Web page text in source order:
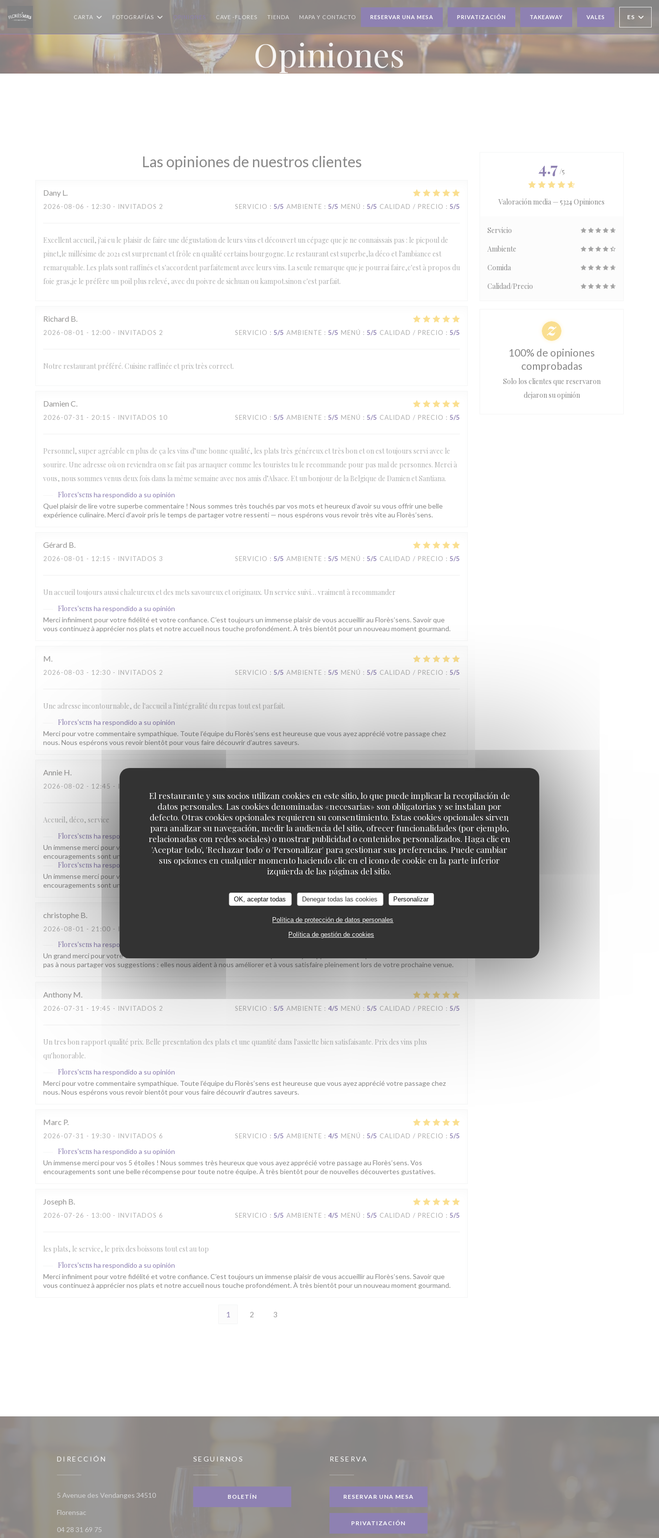
El restaurante y sus socios utilizan cookies en este sitio, lo que puede implicar la recopilación de
datos personales. Las cookies denominadas «necesarias» son obligatorias y se instalan por
defecto. Otras cookies opcionales requieren su consentimiento. Estas cookies opcionales sirven
para analizar su navegación, medir la audiencia del sitio, ofrecer funcionalidades (por ejemplo,
relacionadas con redes sociales) o mostrar publicidad o contenidos personalizados. Haga clic en
'Aceptar todo', 'Rechazar todo' o 'Personalizar' para gestionar sus preferencias. Puede cambiar
sus opciones en cualquier momento haciendo clic en el icono de cookie en la parte inferior
izquierda de las páginas del sitio.
OK, aceptar todas Denegar todas las cookies Personalizar
Política de protección de datos personales
Política de gestión de cookies
CARTA FOTOGRAFÍAS OPINIONES CAVE -FLORES ((ABRE EN UNA NUEVA VENTANA))
TIENDA ((ABRE EN UNA NUEVA VENTANA))
MAPA Y CONTACTO RESERVAR UNA MESA PRIVATIZACIÓN TAKEAWAY VALES ES
Opiniones
Las opiniones de nuestros clientes
Dany L
2026-08-06 - 12:30 - INVITADOS 2 SERVICIO : 5/5 AMBIENTE : 5/5 MENÚ : 5/5 CALIDAD / PRECIO : 5/5
Excellent accueil, j'ai eu le plaisir de faire une dégustation de leurs vins et découvert un cépage que je ne connaissais pas : le picpoul de
pinet,le millésime de 2021 est surprenant et frôle en qualité certains bourgogne. Le restaurant est superbe,la déco et l'ambiance est
remarquable. Les plats sont raffinés et s'accordent parfaitement avec leurs vins. La seule remarque que je pourrai faire,c'est à propos du
foie gras,je le préfère un poil plus relevé, avec du poivre de sichuan ou kampot.sinon c'est parfait.
Richard B
2026-08-01 - 12:00 - INVITADOS 2 SERVICIO : 5/5 AMBIENTE : 5/5 MENÚ : 5/5 CALIDAD / PRECIO : 5/5
Notre restaurant préféré. Cuisine raffinée et prix très correct.
Damien C
2026-07-31 - 20:15 - INVITADOS 10 SERVICIO : 5/5 AMBIENTE : 5/5 MENÚ : 5/5 CALIDAD / PRECIO : 5/5
Personnel, super agréable en plus de ça les vins d’une bonne qualité, les plats très généreux et très bon et on est toujours servi avec le
sourire. Une adresse où on reviendra on se fait pas arnaquer comme les touristes tu le recommande pour pas mal de personnes. Merci à
vous, nous sommes venus deux fois dans la même semaine avec nos amis d’Alsace. Et un bonjour de la Belgique de Damien et Santiana.
Flores'sens ha respondido a su opinión
Quel plaisir de lire votre superbe commentaire ! Nous sommes très touchés par vos mots et heureux d’avoir su vous offrir une belle
expérience culinaire. Merci d’avoir pris le temps de partager votre ressenti — nous espérons vous revoir très vite au Florès’sens.
Gérard B
2026-08-01 - 12:15 - INVITADOS 3 SERVICIO : 5/5 AMBIENTE : 5/5 MENÚ : 5/5 CALIDAD / PRECIO : 5/5
Un accueil toujours aussi chaleureux et des mets savoureux et originaux. Un service suivi… vraiment à recommander
Flores'sens ha respondido a su opinión
Merci infiniment pour votre fidélité et votre confiance. C’est toujours un immense plaisir de vous accueillir au Florès’sens. Savoir que
vous continuez à apprécier nos plats et notre accueil nous touche profondément. À très bientôt pour un nouveau moment gourmand.
M
2026-08-03 - 12:30 - INVITADOS 2 SERVICIO : 5/5 AMBIENTE : 5/5 MENÚ : 5/5 CALIDAD / PRECIO : 5/5
Une adresse incontournable, de l'accueil a l'intégralité du repas tout est parfait.
Flores'sens ha respondido a su opinión
Merci pour votre commentaire sympathique. Toute l’équipe du Florès’sens est heureuse que vous ayez apprécié votre passage chez
nous. Nous espérons vous revoir bientôt pour vous faire découvrir d’autres saveurs.
Annie H
2026-08-02 - 12:45 - INVITADOS 2
Accueil, déco, service
Flores'sens ha respondido a su opinión
Un immense merci pour vos 5 étoiles ! Nous sommes très heureux que vous ayez apprécié votre passage au Florès’sens. Vos
encouragements sont une belle récompense pour toute notre équipe. À très bientôt pour de nouvelles découvertes gustatives.
Flores'sens ha respondido a su opinión
Un immense merci pour vos 5 étoiles ! Nous sommes très heureux que vous ayez apprécié votre passage au Florès’sens. Vos
encouragements sont une belle récompense pour toute notre équipe. À très bientôt pour de nouvelles découvertes gustatives.
christophe B
2026-08-01 - 21:00 - INVITADOS 2
Flores'sens ha respondido a su opinión
Un grand merci pour votre évaluation de 4 étoiles. Nous sommes heureux que vous ayez apprécié votre repas au Florès’sens. N’hésitez
pas à nous partager vos suggestions : elles nous aident à nous améliorer et à vous satisfaire pleinement lors de votre prochaine venue.
Anthony M
2026-07-31 - 19:45 - INVITADOS 2 SERVICIO : 5/5 AMBIENTE : 4/5 MENÚ : 5/5 CALIDAD / PRECIO : 5/5
Un tres bon rapport qualité prix. Belle presentation des plats et une quantité dans l'assiette bien satisfaisante. Prix des vins plus
qu'honorable.
Flores'sens ha respondido a su opinión
Merci pour votre commentaire sympathique. Toute l’équipe du Florès’sens est heureuse que vous ayez apprécié votre passage chez
nous. Nous espérons vous revoir bientôt pour vous faire découvrir d’autres saveurs.
Marc P
2026-07-31 - 19:30 - INVITADOS 6 SERVICIO : 5/5 AMBIENTE : 4/5 MENÚ : 5/5 CALIDAD / PRECIO : 5/5
Flores'sens ha respondido a su opinión
Un immense merci pour vos 5 étoiles ! Nous sommes très heureux que vous ayez apprécié votre passage au Florès’sens. Vos
encouragements sont une belle récompense pour toute notre équipe. À très bientôt pour de nouvelles découvertes gustatives.
Joseph B
2026-07-26 - 13:00 - INVITADOS 6 SERVICIO : 5/5 AMBIENTE : 4/5 MENÚ : 5/5 CALIDAD / PRECIO : 5/5
les plats, le service, le prix des boissons tout est au top
Flores'sens ha respondido a su opinión
Merci infiniment pour votre fidélité et votre confiance. C’est toujours un immense plaisir de vous accueillir au Florès’sens. Savoir que
vous continuez à apprécier nos plats et notre accueil nous touche profondément. À très bientôt pour un nouveau moment gourmand.
1 2 3
4.7 /5
Valoración media — 5324 Opiniones
Servicio
Ambiente
Comida
Calidad/Precio
100% de opiniones
comprobadas
Solo los clientes que reservaron
dejaron su opinión
DIRECCIÓN
5 Avenue des Vendanges 34510
Florensac((abre en una nueva ventana))
04 28 31 69 75
SEGUIRNOS
BOLETÍN
RESERVA
RESERVAR UNA MESA
PRIVATIZACIÓN